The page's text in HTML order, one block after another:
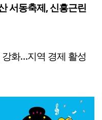
서동축제, 신흥근린
화…지역 경제 활성